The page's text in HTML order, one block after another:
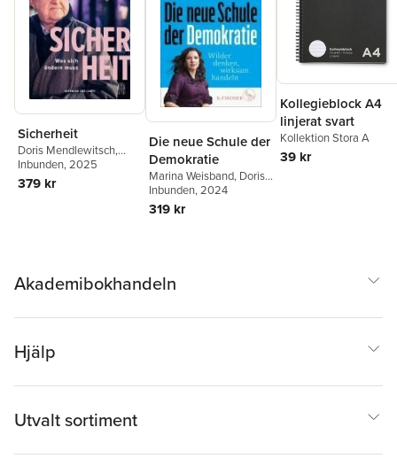
Sicherheit
Doris Mendlewitsch,
Herbert Reul
Inbunden, 2025
379 kr
Die neue Schule der
Demokratie
Marina Weisband, Doris
Mendlewitsch
Inbunden, 2024
319 kr
Kollegieblock A4
linjerat svart
Kollektion Stora A
39 kr
Akademibokhandeln
Hjälp
Utvalt sortiment